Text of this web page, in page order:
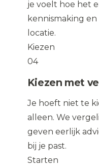
je voelt hoe het
kennismaking
locatie.
Kiezen
04
Kiezen met
Je hoeft niet te
alleen. We
geven eerlijk
bij je past.
Starten